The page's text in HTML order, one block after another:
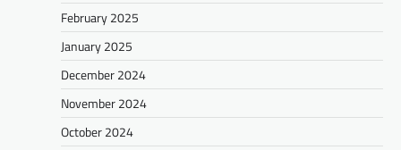
February 2025
January 2025
December 2024
November 2024
October 2024